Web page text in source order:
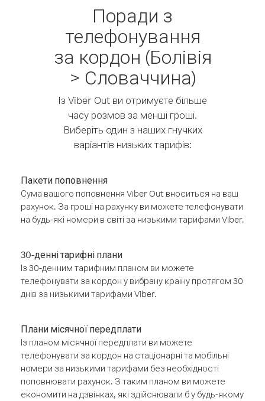
Поради з
телефонування
за кордон (Болівія
> Словаччина)
Із Viber Out ви отримуєте більше
часу розмов за менші гроші.
Виберіть один з наших гнучких
варіантів низьких тарифів:
Пакети поповнення
Сума вашого поповнення Viber Out вноситься на ваш
рахунок. За гроші на рахунку ви можете телефонувати
на будь-які номери в світі за низькими тарифами Viber.
30-денні тарифні плани
Із 30-денним тарифним планом ви можете
телефонувати за кордон у вибрану країну протягом 30
днів за низькими тарифами Viber.
Плани місячної передплати
Із планом місячної передплати ви можете
телефонувати за кордон на стаціонарні та мобільні
номери за низькими тарифами без необхідності
поповнювати рахунок. З таким планом ви можете
економити на дзвінках, які здійснювали б у будь-якому